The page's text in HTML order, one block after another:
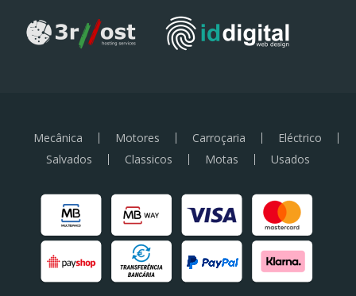
Mecânica Motores Carroçaria
Eléctrico
Salvados
Classicos Motas Usados